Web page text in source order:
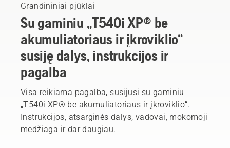
Grandininiai pjūklai
Su gaminiu „T540i XP® be
akumuliatoriaus ir įkroviklio“
susiję dalys, instrukcijos ir
pagalba
Visa reikiama pagalba, susijusi su gaminiu
„T540i XP® be akumuliatoriaus ir įkroviklio“.
Instrukcijos, atsarginės dalys, vadovai, mokomoji
medžiaga ir dar daugiau.